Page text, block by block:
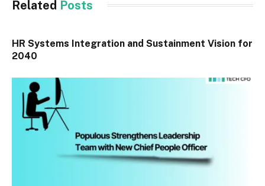
Related Posts
HR Systems Integration and Sustainment Vision for
2040